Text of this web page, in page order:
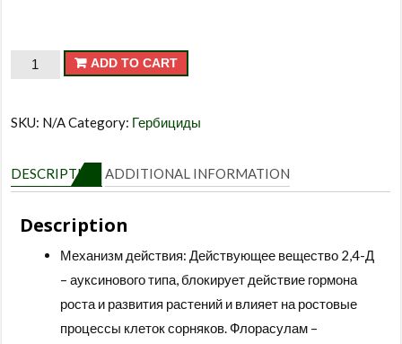
Агент
ADD TO CART
SKU: N/ACategory: Гербициды
DESCRIPTION ADDITIONAL INFORMATION
Description
Механизм действия: Действующее вещество 2,4-Д
– ауксинового типа, блокирует действие гормона
роста и развития растений и влияет на ростовые
процессы клеток сорняков. Флорасулам –